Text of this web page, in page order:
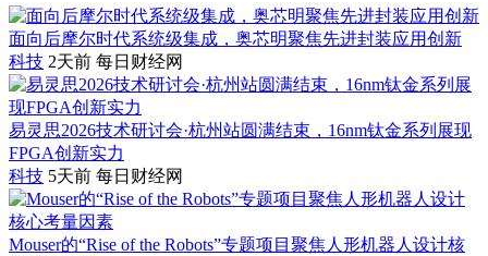
面向后摩尔时代系统级集成，奥芯明聚焦先进封装应用创新
科技 2天前 每日财经网
易灵思2026技术研讨会·杭州站圆满结束，16nm钛金系列展现
FPGA创新实力
科技 5天前 每日财经网
Mouser的“Rise of the Robots”专题项目聚焦人形机器人设计核